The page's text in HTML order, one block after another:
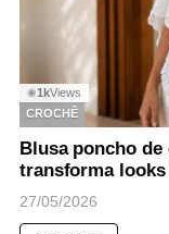
◉1kViews
CROCHÊ
Blusa poncho de
transforma
27/05/2026